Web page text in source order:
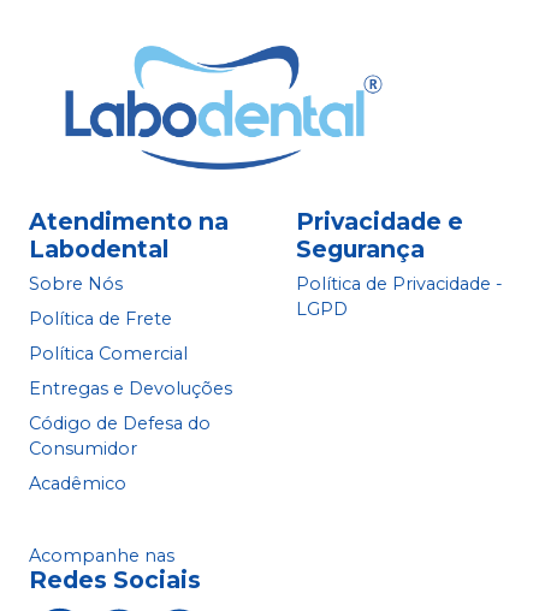
Atendimento na
Labodental
Sobre Nós
Política de Frete
Política Comercial
Entregas e Devoluções
Código de Defesa do
Consumidor
Acadêmico
Privacidade e
Segurança
Política de Privacidade -
LGPD
Acompanhe nas
Redes Sociais